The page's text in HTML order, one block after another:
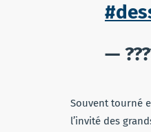
—
Souvent tourné
l’invité des